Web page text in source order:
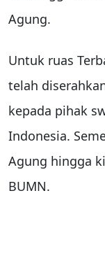
Agung.
Untuk ruas
telah
kepada pihak
Indonesia.
Agung hingga
BUMN.